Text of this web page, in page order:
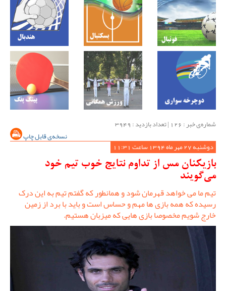
شماره‌ی خبر : ‌126 | تعداد بازدید : 3949
نسخه‌ی قابل چاپ
دوشنبه 27 مهر ماه 1394 ساعت 11:31
بازیکنان مس از تداوم نتایج خوب تیم خود
می‌گویند
تیم ما می خواهد قهرمان شود و همانطور که گفتم تیم به این درک
رسیده که همه بازی ها مهم و حساس است و باید با برد از زمین
خارج شویم مخصوصا بازی هایی که میزبان هستیم.